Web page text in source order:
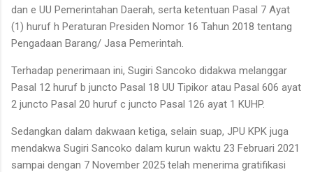
dan e UU Pemerintahan Daerah, serta ketentuan Pasal 7 Ayat
(1) huruf h Peraturan Presiden Nomor 16 Tahun 2018 tentang
Pengadaan Barang/ Jasa Pemerintah.
Terhadap penerimaan ini, Sugiri Sancoko didakwa melanggar
Pasal 12 huruf b juncto Pasal 18 UU Tipikor atau Pasal 606 ayat
2 juncto Pasal 20 huruf c juncto Pasal 126 ayat 1 KUHP.
Sedangkan dalam dakwaan ketiga, selain suap, JPU KPK juga
mendakwa Sugiri Sancoko dalam kurun waktu 23 Februari 2021
sampai dengan 7 November 2025 telah menerima gratifikasi